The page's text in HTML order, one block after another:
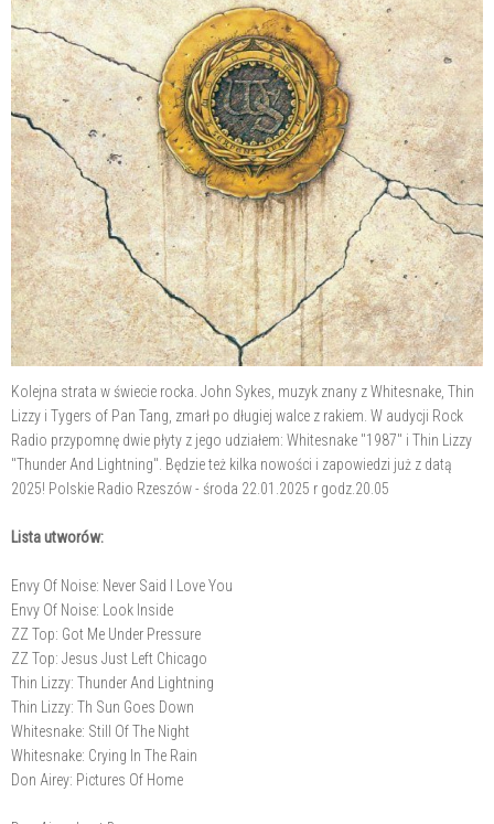
Kolejna strata w świecie rocka. John Sykes, muzyk znany z Whitesnake, Thin
Lizzy i Tygers of Pan Tang, zmarł po długiej walce z rakiem. W audycji Rock
Radio przypomnę dwie płyty z jego udziałem: Whitesnake "1987" i Thin Lizzy
"Thunder And Lightning". Będzie też kilka nowości i zapowiedzi już z datą
2025! Polskie Radio Rzeszów - środa 22.01.2025 r godz.20.05
Lista utworów:
Envy Of Noise: Never Said I Love You
Envy Of Noise: Look Inside
ZZ Top: Got Me Under Pressure
ZZ Top: Jesus Just Left Chicago
Thin Lizzy: Thunder And Lightning
Thin Lizzy: Th Sun Goes Down
Whitesnake: Still Of The Night
Whitesnake: Crying In The Rain
Don Airey: Pictures Of Home